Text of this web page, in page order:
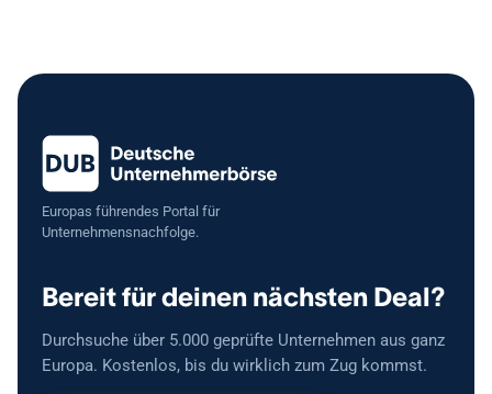
Europas führendes Portal für
Unternehmensnachfolge.
Bereit für deinen nächsten Deal?
Durchsuche über 5.000 geprüfte Unternehmen aus ganz
Europa. Kostenlos, bis du wirklich zum Zug kommst.